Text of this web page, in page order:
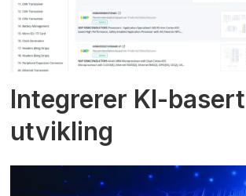
Integrerer KI-basert
utvikling